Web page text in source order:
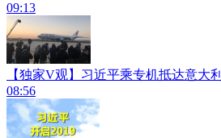
09:13
【独家V观】习近平乘专机抵达意大利
08:56